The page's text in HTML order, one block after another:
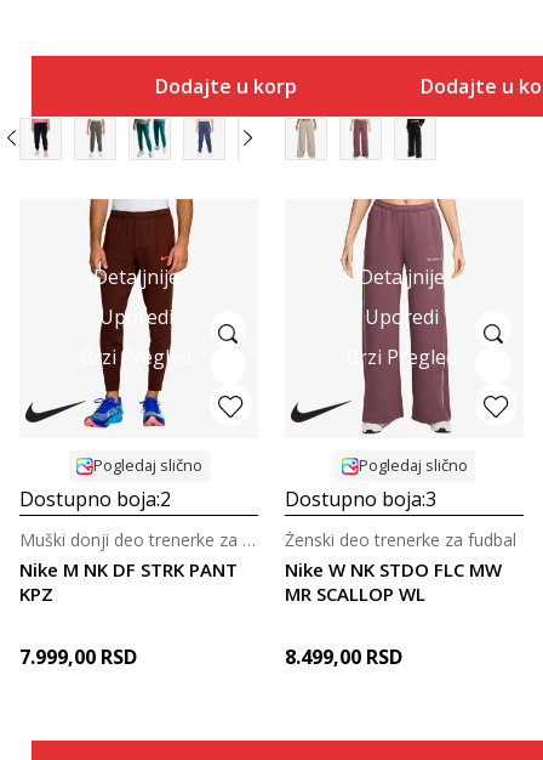
Dodajte u korpu Dodajte u
Detaljnije
Uporedi
Brzi Pregled
Pogledaj slično
Dostupno boja:2
Nike M NK DF STRK PANT
KPZ
Muški donji deo trenerke za fudbal
7.999,00 RSD
Detaljnije
Uporedi
Brzi Pregled
Pogledaj slično
Dostupno boja:3
Nike W NK STDO FLC MW
MR SCALLOP WL
Ženski deo trenerke za fudbal
8.499,00 RSD